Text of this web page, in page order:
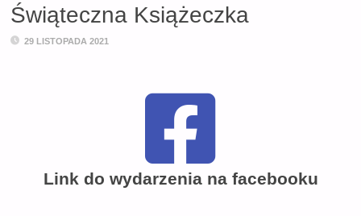
Świąteczna Książeczka
29 LISTOPADA 2021
Link do wydarzenia na facebooku